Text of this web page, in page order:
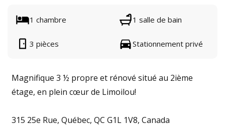
1 chambre 1 salle de bain
3 pièces Stationnement privé
Magnifique 3 ½ propre et rénové situé au 2ième
étage, en plein cœur de Limoilou!
315 25e Rue, Québec, QC G1L 1V8, Canada